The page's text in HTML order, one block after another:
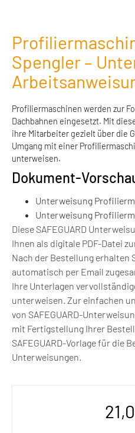
Spengler –
Profiliermaschinen werden zur
Dachbahnen eingesetzt. Mit
ihre Mitarbeiter gezielt über die
Umgang mit einer
unterweisen.
Dokument-
Unterweisung
Unterweisung
Diese SAFEGUARD
Ihnen als digitale PDF-Datei
Nach der Bestellung erhalten
automatisch per Email
Ihre Unterlagen
unterweisen. Zur einfachen
von SAFEGUARD-
mit Fertigstellung Ihrer
SAFEGUARD-Vorlage für die
Unterweisungen.